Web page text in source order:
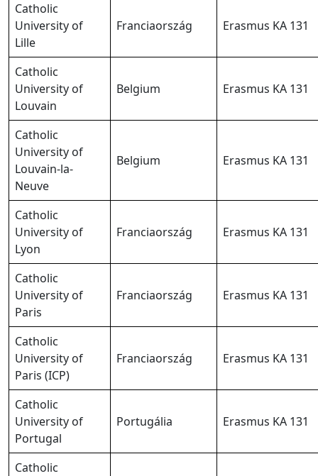
Catholic
University of
Lille
Franciaország Erasmus KA 131
Catholic
University of
Louvain
Belgium Erasmus KA 131
Catholic
University of
Louvain-la-
Neuve
Belgium Erasmus KA 131
Catholic
University of
Lyon
Franciaország Erasmus KA 131
Catholic
University of
Paris
Franciaország Erasmus KA 131
Catholic
University of
Paris (ICP)
Franciaország Erasmus KA 131
Catholic
University of
Portugal
Portugália Erasmus KA 131
Catholic